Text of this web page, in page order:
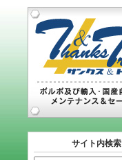
サイト内検索